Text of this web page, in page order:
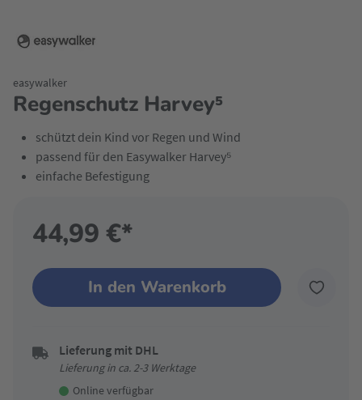
Regenschutz Harvey⁵
easywalker
schützt dein Kind vor Regen und Wind
passend für den Easywalker Harvey⁵
einfache Befestigung
44,99 €*
In den Warenkorb
Lieferung mit DHL
Lieferung in ca. 2-3 Werktage
Online verfügbar